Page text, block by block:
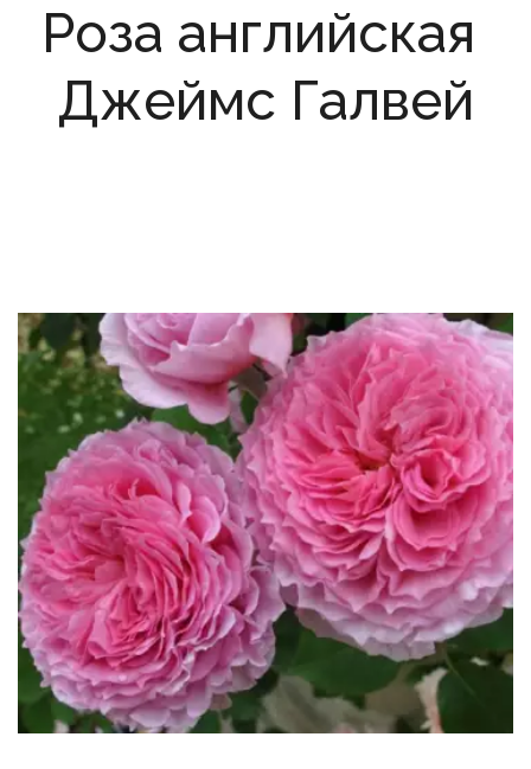
Роза английская
Джеймс Галвей